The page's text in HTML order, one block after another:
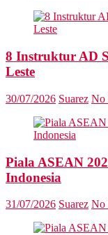
8 Instruktur AD
Leste
30/07/2026 Suarez No
Piala ASEAN
Indonesia
31/07/2026 Suarez No